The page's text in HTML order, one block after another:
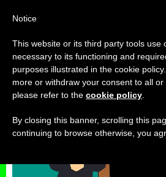
بدع
Notice
This website or its third party tools use
necessary to its functioning and
purposes illustrated in the cookie
more or withdraw your consent to all or
please refer to the cookie policy
By closing this banner, scrolling this
continuing to browse otherwise, you